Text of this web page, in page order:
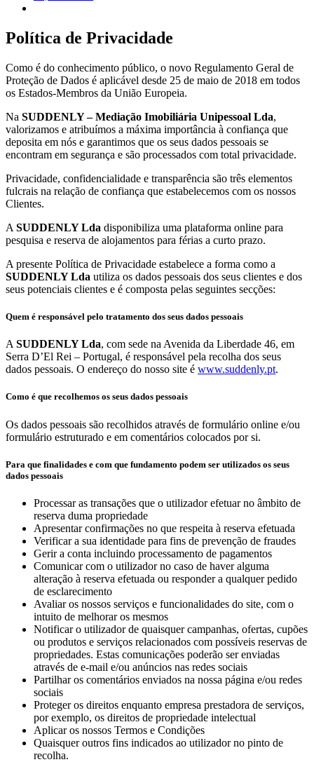
Política de Privacidade
Como é do conhecimento público, o novo Regulamento Geral de
Proteção de Dados é aplicável desde 25 de maio de 2018 em todos
os Estados-Membros da União Europeia.
Na SUDDENLY – Mediação Imobiliária Unipessoal Lda,
valorizamos e atribuímos a máxima importância à confiança que
deposita em nós e garantimos que os seus dados pessoais se
encontram em segurança e são processados com total privacidade.
Privacidade, confidencialidade e transparência são três elementos
fulcrais na relação de confiança que estabelecemos com os nossos
Clientes.
A SUDDENLY Lda disponibiliza uma plataforma online para
pesquisa e reserva de alojamentos para férias a curto prazo.
A presente Política de Privacidade estabelece a forma como a
SUDDENLY Lda utiliza os dados pessoais dos seus clientes e dos
seus potenciais clientes e é composta pelas seguintes secções:
Quem é responsável pelo tratamento dos seus dados pessoais
A SUDDENLY Lda, com sede na Avenida da Liberdade 46, em
Serra D’El Rei – Portugal, é responsável pela recolha dos seus
dados pessoais. O endereço do nosso site é www.suddenly.pt.
Como é que recolhemos os seus dados pessoais
Os dados pessoais são recolhidos através de formulário online e/ou
formulário estruturado e em comentários colocados por si.
Para que finalidades e com que fundamento podem ser utilizados os seus
dados pessoais
Processar as transações que o utilizador efetuar no âmbito de
reserva duma propriedade
Apresentar confirmações no que respeita à reserva efetuada
Verificar a sua identidade para fins de prevenção de fraudes
Gerir a conta incluindo processamento de pagamentos
Comunicar com o utilizador no caso de haver alguma
alteração à reserva efetuada ou responder a qualquer pedido
de esclarecimento
Avaliar os nossos serviços e funcionalidades do site, com o
intuito de melhorar os mesmos
Notificar o utilizador de quaisquer campanhas, ofertas, cupões
ou produtos e serviços relacionados com possíveis reservas de
propriedades. Estas comunicações poderão ser enviadas
através de e-mail e/ou anúncios nas redes sociais
Partilhar os comentários enviados na nossa página e/ou redes
sociais
Proteger os direitos enquanto empresa prestadora de serviços,
por exemplo, os direitos de propriedade intelectual
Aplicar os nossos Termos e Condições
Quaisquer outros fins indicados ao utilizador no pinto de
recolha.